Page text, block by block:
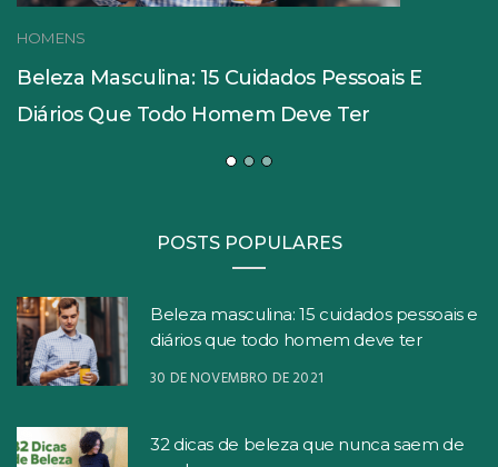
HOMENS
Beleza Masculina: 15 Cuidados Pessoais E
Diários Que Todo Homem Deve Ter
POSTS POPULARES
Beleza masculina: 15 cuidados pessoais e
diários que todo homem deve ter
30 DE NOVEMBRO DE 2021
32 dicas de beleza que nunca saem de